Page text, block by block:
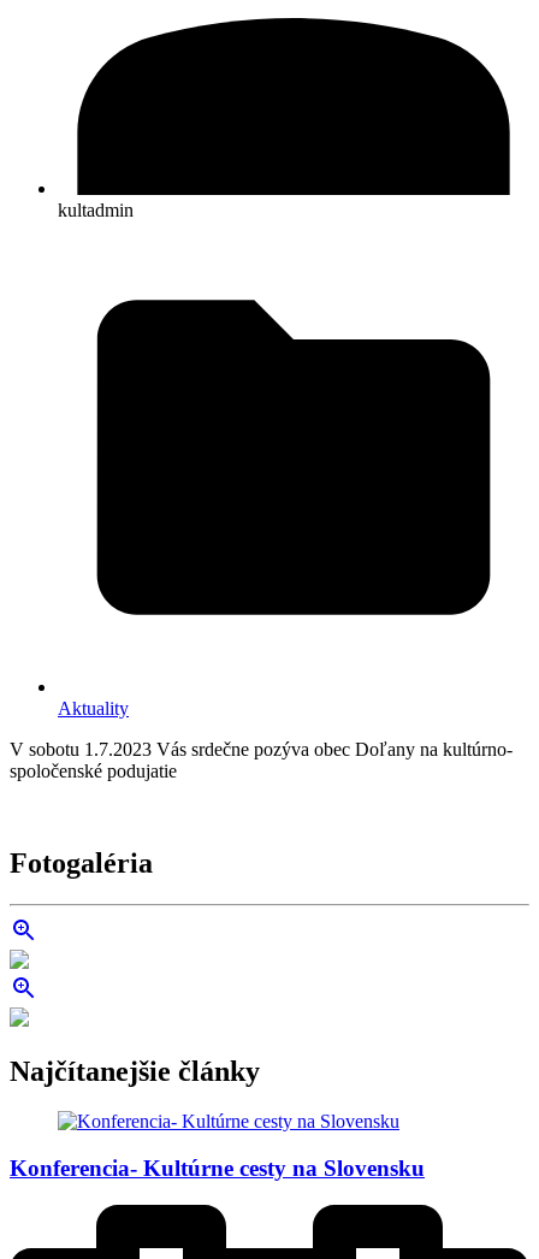
kultadmin
Aktuality
V sobotu 1.7.2023 Vás srdečne pozýva obec Doľany na kultúrno-
spoločenské podujatie
Fotogaléria
Najčítanejšie články
Konferencia- Kultúrne cesty na Slovensku